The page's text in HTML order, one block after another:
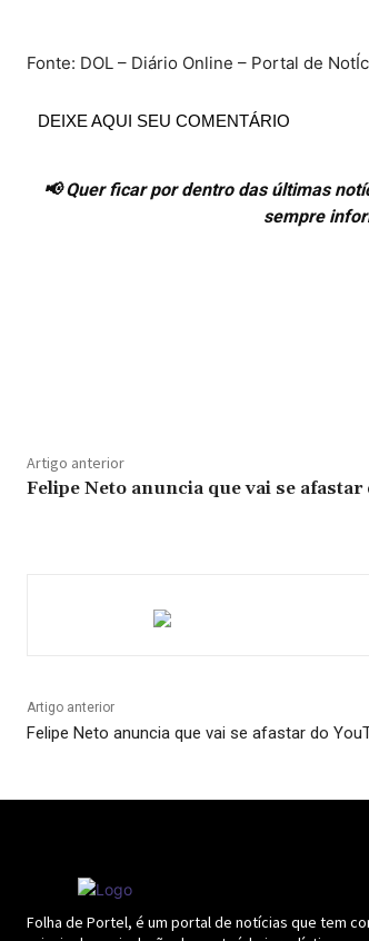
Fonte: DOL – Diário Online – Portal de
DEIXE AQUI SEU COMENTÁRIO
📢 Quer ficar por dentro das últimas
sempre
Artigo anterior
Felipe Neto anuncia que vai se
Artigo anterior
Felipe Neto anuncia que vai se afastar do
Folha de Portel, é um portal de notícias que tem